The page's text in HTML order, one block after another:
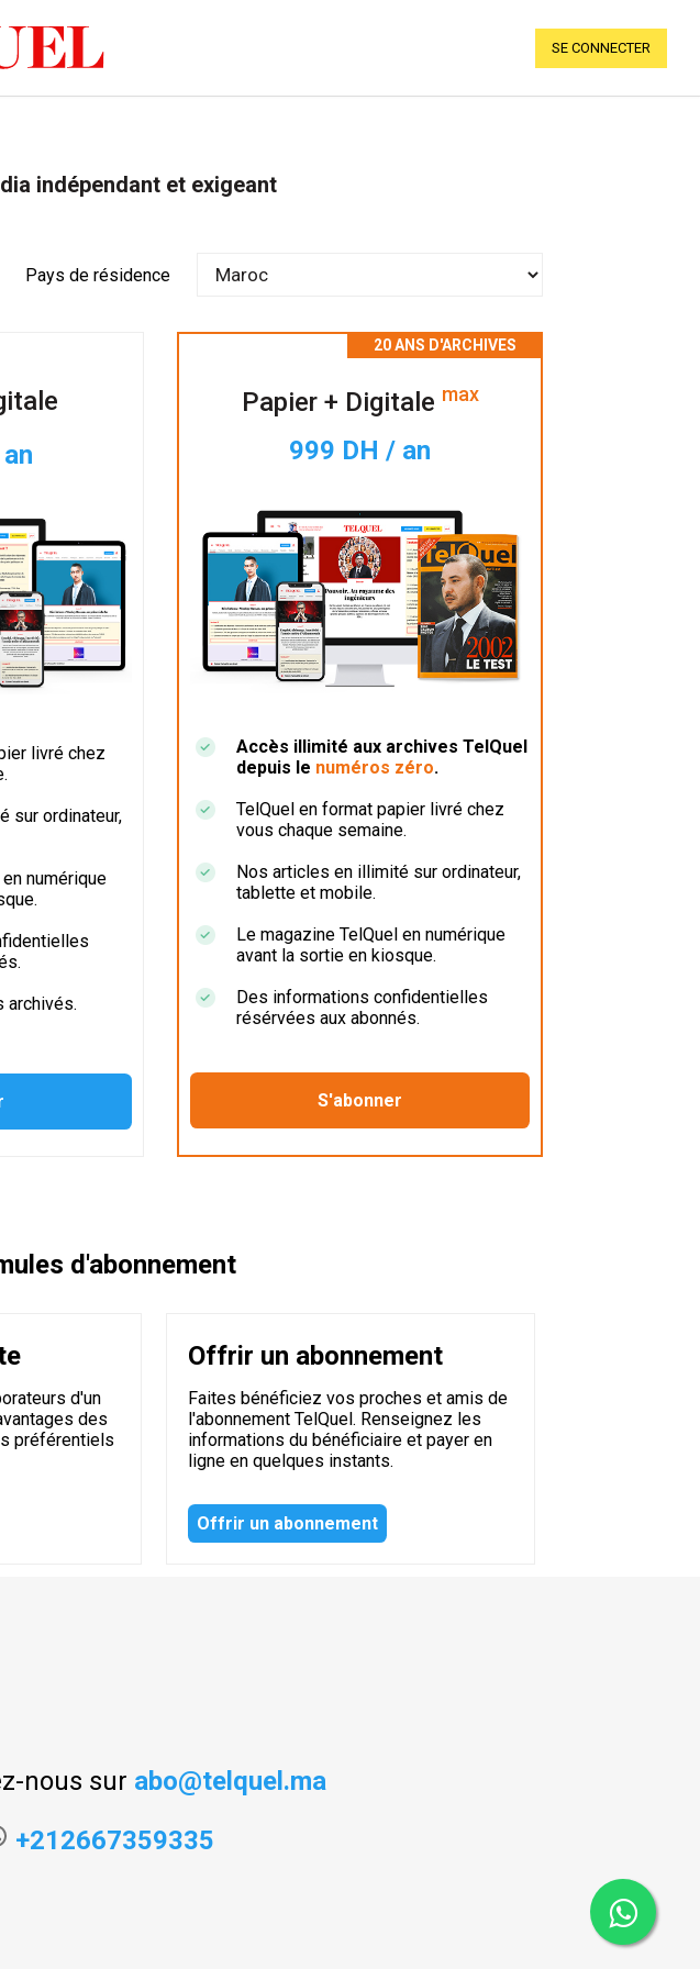
SE CONNECTER
indépendant et exigeant
Pays de résidence
livré chez
sur ordinateur,
numérique
archivés.
Papier + Digitale max
999 DH / an
Accès illimité aux archives TelQuel
depuis le numéros zéro.
TelQuel en format papier livré chez
vous chaque semaine.
Nos articles en illimité sur ordinateur,
tablette et mobile.
Le magazine TelQuel en numérique
avant la sortie en kiosque.
Des informations confidentielles
résérvées aux abonnés.
d'abonnement
d'un
des
préférentiels
Offrir un abonnement
Faites bénéficiez vos proches et amis de
l'abonnement TelQuel. Renseignez les
informations du bénéficiaire et payer en
ligne en quelques instants.
Offrir un abonnement
nous sur abo@telquel.ma
+212667359335